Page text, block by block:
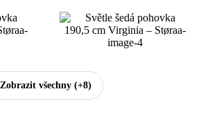
Zobrazit všechny (+8)